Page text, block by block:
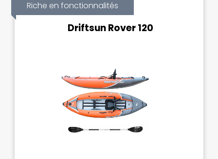
Riche en fonctionnalités
Driftsun Rover 120